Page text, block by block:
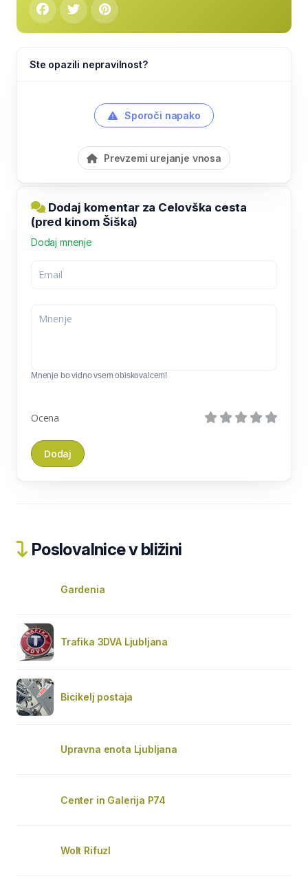
Ste opazili nepravilnost?
Sporoči napako
Prevzemi urejanje vnosa
Dodaj komentar za Celovška cesta
(pred kinom Šiška)
Dodaj mnenje
Mnenje bo vidno vsem obiskovalcem!
Ocena
Poslovalnice v bližini
Gardenia
Trafika 3DVA Ljubljana
Bicikelj postaja
Upravna enota Ljubljana
Center in Galerija P74
Wolt Rifuzl